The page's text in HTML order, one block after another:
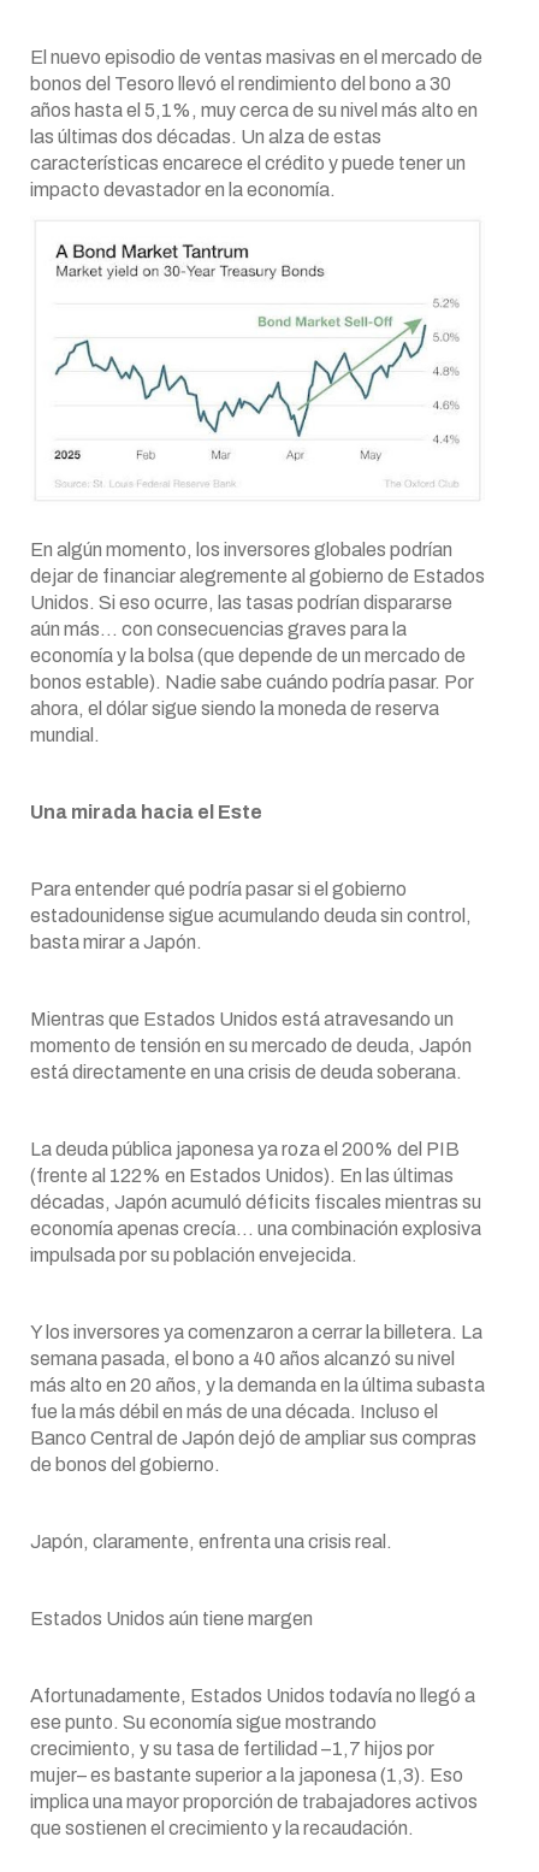
El nuevo episodio de ventas masivas en el mercado de
bonos del Tesoro llevó el rendimiento del bono a 30
años hasta el 5,1%, muy cerca de su nivel más alto en
las últimas dos décadas. Un alza de estas
características encarece el crédito y puede tener un
impacto devastador en la economía.
En algún momento, los inversores globales podrían
dejar de financiar alegremente al gobierno de Estados
Unidos. Si eso ocurre, las tasas podrían dispararse
aún más… con consecuencias graves para la
economía y la bolsa (que depende de un mercado de
bonos estable). Nadie sabe cuándo podría pasar. Por
ahora, el dólar sigue siendo la moneda de reserva
mundial.
Una mirada hacia el Este
Para entender qué podría pasar si el gobierno
estadounidense sigue acumulando deuda sin control,
basta mirar a Japón.
Mientras que Estados Unidos está atravesando un
momento de tensión en su mercado de deuda, Japón
está directamente en una crisis de deuda soberana.
La deuda pública japonesa ya roza el 200% del PIB
(frente al 122% en Estados Unidos). En las últimas
décadas, Japón acumuló déficits fiscales mientras su
economía apenas crecía… una combinación explosiva
impulsada por su población envejecida.
Y los inversores ya comenzaron a cerrar la billetera. La
semana pasada, el bono a 40 años alcanzó su nivel
más alto en 20 años, y la demanda en la última subasta
fue la más débil en más de una década. Incluso el
Banco Central de Japón dejó de ampliar sus compras
de bonos del gobierno.
Japón, claramente, enfrenta una crisis real.
Estados Unidos aún tiene margen
Afortunadamente, Estados Unidos todavía no llegó a
ese punto. Su economía sigue mostrando
crecimiento, y su tasa de fertilidad –1,7 hijos por
mujer– es bastante superior a la japonesa (1,3). Eso
implica una mayor proporción de trabajadores activos
que sostienen el crecimiento y la recaudación.